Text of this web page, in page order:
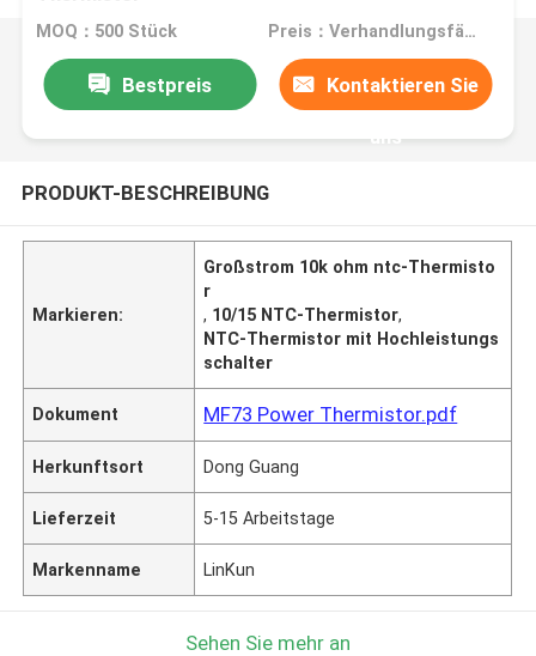
MOQ：500 Stück Preis：Verhandlungsfähig
Bestpreis Kontaktieren Sie
uns
PRODUKT-BESCHREIBUNG
Markieren:
Großstrom 10k ohm ntc-Thermisto
r
, 10/15 NTC-Thermistor,
NTC-Thermistor mit Hochleistungs
schalter
Dokument MF73 Power Thermistor.pdf
Herkunftsort Dong Guang
Lieferzeit 5-15 Arbeitstage
Markenname LinKun
Sehen Sie mehr an